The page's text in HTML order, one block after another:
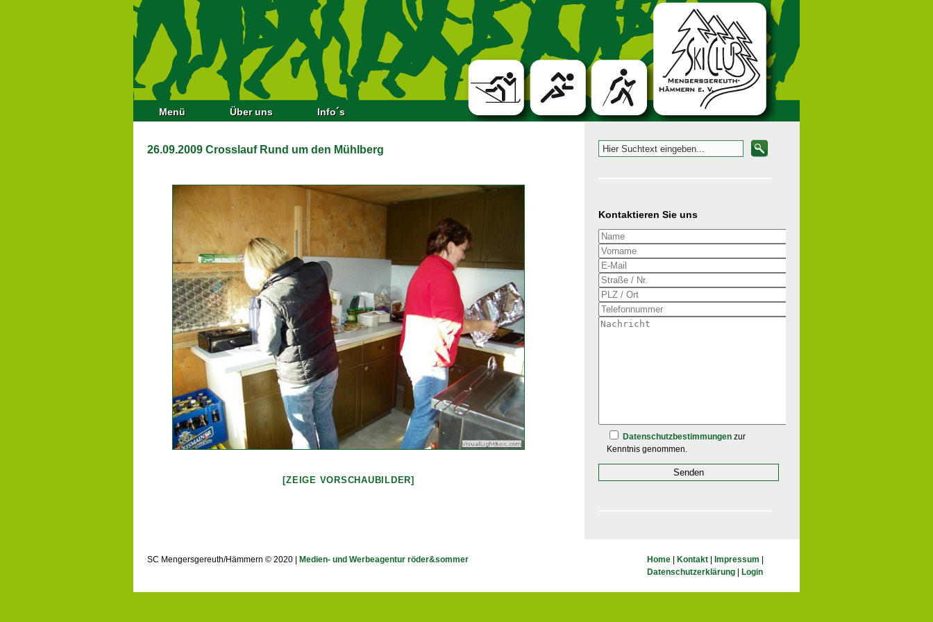
Menü Über uns Info´s
26.09.2009 Crosslauf Rund um den Mühlberg
[ZEIGE VORSCHAUBILDER]
Kontaktieren Sie uns
Datenschutzbestimmungen zur
Kenntnis genommen.
SC Mengersgereuth/Hämmern © 2020 | Medien- und Werbeagentur röder&sommer Home | Kontakt | Impressum |
Datenschutzerklärung | Login